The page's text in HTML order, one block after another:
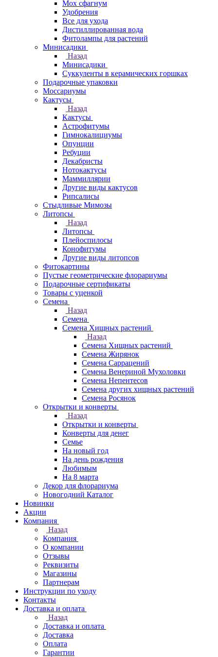
Мох сфагнум
Удобрения
Все для ухода
Дистиллированная вода
Фитолампы для растений
Минисадики
Назад
Минисадики
Суккуленты в керамических горшках
Подарочные упаковки
Моссариумы
Кактусы
Назад
Кактусы
Астрофитумы
Гимнокалициумы
Опунции
Ребуции
Декабристы
Нотокактусы
Маммиллярии
Другие виды кактусов
Рипсалисы
Стыдливые Мимозы
Литопсы
Назад
Литопсы
Плейоспилосы
Конофитумы
Другие виды литопсов
Фитокартины
Пустые геометрические флорариумы
Подарочные сертификаты
Товары с уценкой
Семена
Назад
Семена
Семена Хищных растений
Назад
Семена Хищных растений
Семена Жирянок
Семена Саррацений
Семена Венериной Мухоловки
Семена Непентесов
Семена других хищных растений
Семена Росянок
Открытки и конверты
Назад
Открытки и конверты
Конверты для денег
Семье
На новый год
На день рождения
Любимым
На 8 марта
Декор для флорариума
Новогодний Каталог
Новинки
Акции
Компания
Назад
Компания
О компании
Отзывы
Реквизиты
Магазины
Партнерам
Инструкции по уходу
Контакты
Доставка и оплата
Назад
Доставка и оплата
Доставка
Оплата
Гарантии